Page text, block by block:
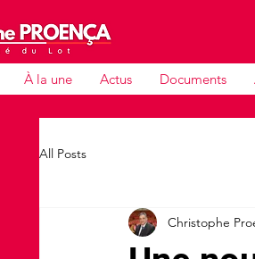
À la une Actus Documents
All Posts
Christophe